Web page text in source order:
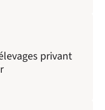
privant